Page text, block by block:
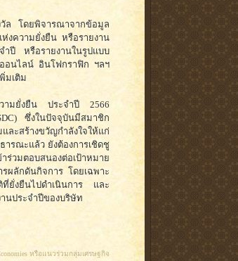
ล โดยพิจารณาจากข้อมูล
งความยั่งยืน หรือรายงาน
ำปี หรือรายงานในรูปแบบ
อนไลน์ อินโฟกราฟิก ฯลฯ
มเติม
วามยั่งยืน ประจำปี 2566
ซึ่งในปัจจุบันมีสมาชิก
ะสร้างขวัญกำลังใจให้แก่
ารณะแล้ว ยังต้องการเชิดชู
ร่วมตอบสนองต่อเป้าหมาย
ผลักดันกิจการ โดยเฉพาะ
ยั่งยืนไปดำเนินการ และ
นประจำปีของบริษัท
หรือแนวร่วมกลุ่มเศรษฐกิจ